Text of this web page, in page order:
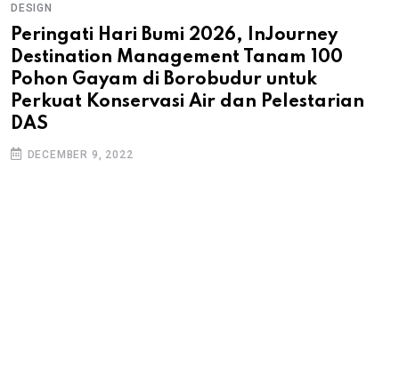
DESIGN
Peringati Hari Bumi 2026, InJourney
Destination Management Tanam 100
Pohon Gayam di Borobudur untuk
Perkuat Konservasi Air dan Pelestarian
DAS
DECEMBER 9, 2022